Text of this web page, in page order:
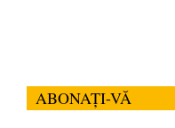
ABONAȚI-VĂ